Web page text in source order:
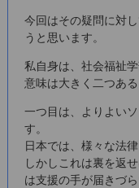
今回はその疑問に対
うと思います。
私自身は、社会福祉
意味は大きく二つある
一つ目は、よりよい
す。
日本では、様々な法
しかしこれは裏を返
は支援の手が届きづ